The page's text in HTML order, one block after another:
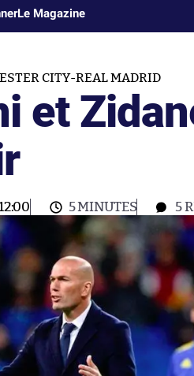
Le Magazine
CITY-REAL MADRID
et
5 MINUTES 5